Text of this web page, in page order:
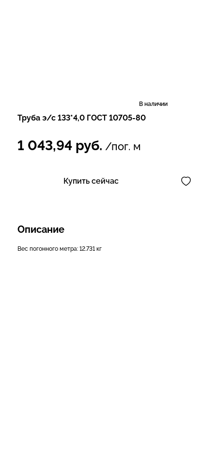
В наличии
Труба э/с 133*4,0 ГОСТ 10705-80
1 043,94 руб. /пог. м
Купить сейчас
Описание
Вес погонного метра: 12.731 кг